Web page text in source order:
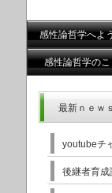
感性論哲学へよ
感性論哲学の
最新ｎｅｗｓ
youtubeチ
後継者育